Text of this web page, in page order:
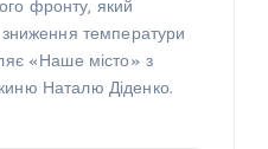
фронту, який
зниження температури
«Наше місто» з
Наталю Діденко.